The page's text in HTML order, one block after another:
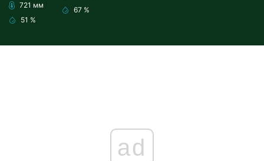
721 мм
51 %
67 %
ad